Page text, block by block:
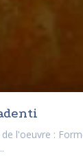
l'oeuvre :